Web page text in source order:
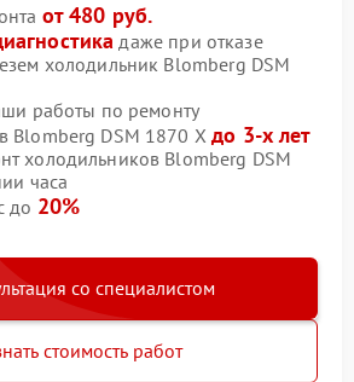
от 480 руб.
даже при отказе
холодильник Blomberg DSM
работы по ремонту
Blomberg DSM 1870 Xдо 3-х лет
холодильников Blomberg DSM
часа
до 20%
со специалистом
стоимость работ